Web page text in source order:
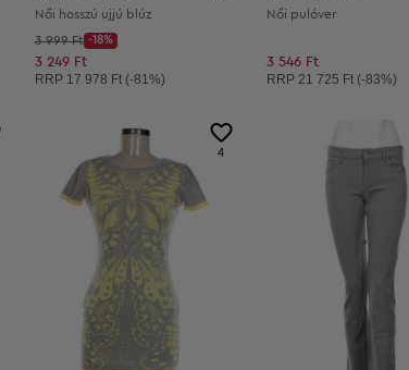
Női hosszú ujjú blúz
Kezdő ár:
3 999 Ft
Discount Price:
-18%
Csökkentett ár:
3 249 Ft
Ajánlott ár:
RRP 17 978 Ft (-81%)
Női pulóver
3 546 Ft
Ajánlott ár:
RRP 21 725 Ft (-83%)
4